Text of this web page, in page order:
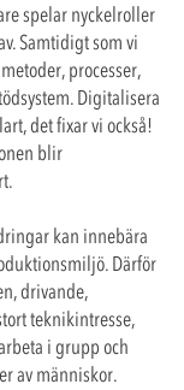
spelar nyckelroller
Samtidigt som vi
processer,
Digitalisera
det fixar vi också!
blir
kan innebära
Därför
drivande,
teknikintresse,
i grupp och
av människor.